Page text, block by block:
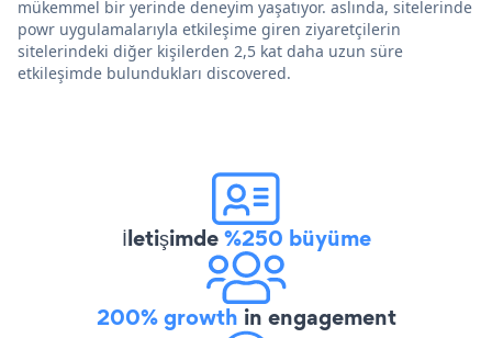
mükemmel bir yerinde deneyim yaşatıyor. aslında, sitelerinde
powr uygulamalarıyla etkileşime giren ziyaretçilerin
sitelerindeki diğer kişilerden 2,5 kat daha uzun süre
etkileşimde bulundukları discovered.
İletişimde%250 büyüme
200% growth in engagement